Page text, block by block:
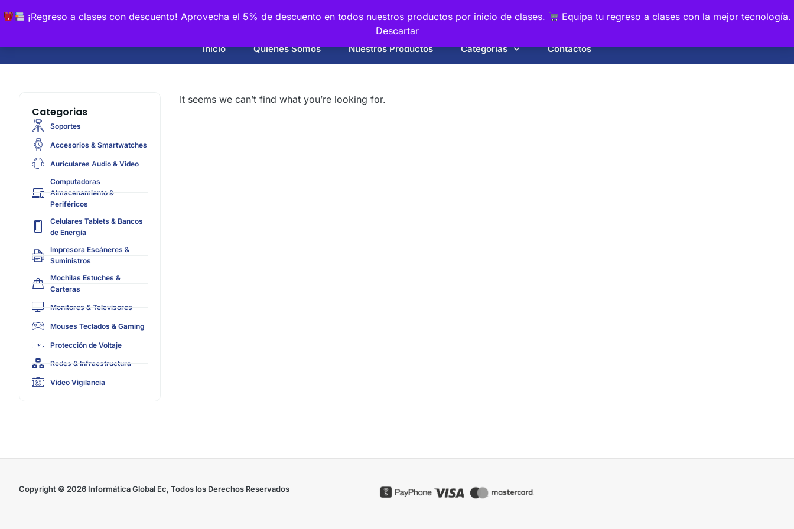
¡Regreso a clases con descuento! Aprovecha el 5% de descuento en todos nuestros productos por inicio de clases.
Equipa tu regreso a clases con la mejor tecnología.
Descartar
Inicio Quiénes Somos Nuestros Productos Categorias Contactos
Categorias
Soportes
Accesorios & Smartwatches
Auriculares Audio & Video
Computadoras
Almacenamiento &
Periféricos
Celulares Tablets & Bancos
de Energía
Impresora Escáneres &
Suministros
Mochilas Estuches &
Carteras
Monitores & Televisores
Mouses Teclados & Gaming
Protección de Voltaje
Redes & Infraestructura
Video Vigilancia
It seems we can’t find what you’re looking for.
Copyright © 2026 Informática Global Ec, Todos los Derechos Reservados